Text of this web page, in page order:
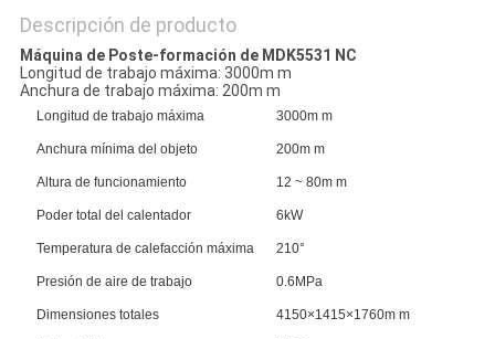
Descripción de producto
Máquina de Poste-formación de MDK5531 NC
Longitud de trabajo máxima: 3000m m
Anchura de trabajo máxima: 200m m
Longitud de trabajo máxima 3000m m
Anchura mínima del objeto 200m m
Altura de funcionamiento 12 ~ 80m m
Poder total del calentador 6kW
Temperatura de calefacción máxima 210°
Presión de aire de trabajo 0.6MPa
Dimensiones totales 4150×1415×1760m m